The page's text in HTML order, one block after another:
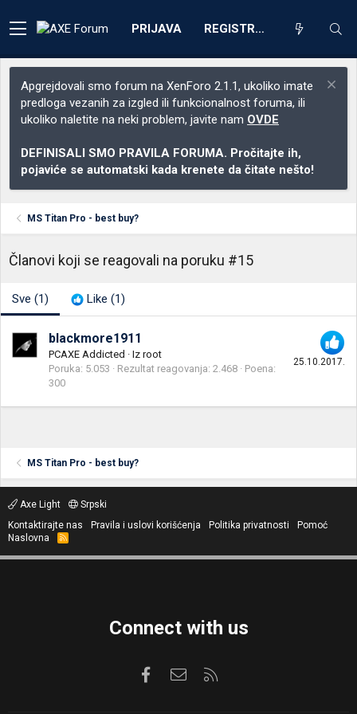
PRIJAVA REGISTRACIJA
Apgrejdovali smo forum na XenForo 2.1.1, ukoliko imate
predloga vezanih za izgled ili funkcionalnost foruma, ili
ukoliko naletite na neki problem, javite nam OVDE
DEFINISALI SMO PRAVILA FORUMA. Pročitajte ih,
pojaviće se automatski kada krenete da čitate nešto!
MS Titan Pro - best buy?
Članovi koji se reagovali na poruku #15
Sve (1) Like (1)
25.10.2017.
blackmore1911
PCAXE Addicted · Iz root
Poruka 5.053 Rezultat reagovanja 2.468
Poena
300
MS Titan Pro - best buy?
Axe Light
Srpski
Kontaktirajte nas
Pravila i uslovi korišćenja Politika privatnosti
Pomoć
Naslovna
R
S
Connect with us
FacebookKontaktirajte nas